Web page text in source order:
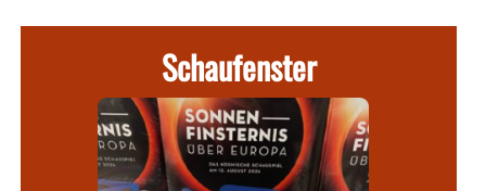
Schaufenster